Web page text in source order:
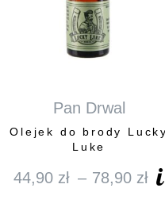
Pan Drwal
Olejek do brody Lucky
Luke
44,90 zł – 78,90 zł